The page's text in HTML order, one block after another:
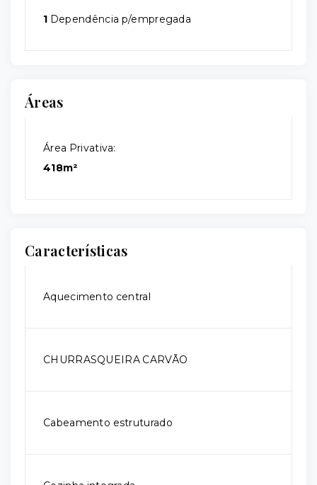
1 Dependência p/empregada
Áreas
Área Privativa:
418m²
Características
Aquecimento central
CHURRASQUEIRA CARVÃO
Cabeamento estruturado